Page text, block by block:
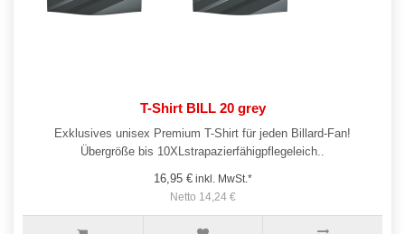
T-Shirt BILL 20 grey
Exklusives unisex Premium T-Shirt für jeden Billard-Fan!
Übergröße bis 10XLstrapazierfähigpflegeleich..
16,95 €inkl. MwSt.*
Netto 14,24 €